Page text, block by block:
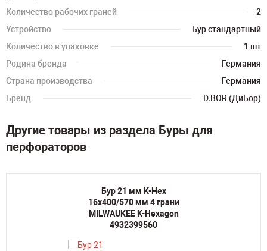
Количество рабочих граней
2
Устройство
Бур стандартный
Количество в упаковке
1 шт
Родина бренда
Германия
Страна производства
Германия
Бренд
D.BOR (ДиБор)
Другие товары из раздела Буры для
перфораторов
Бур 21 мм K-Hex
16х400/570 мм 4 грани
MILWAUKEE K-Hexagon
4932399560